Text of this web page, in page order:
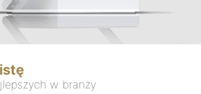
w branży